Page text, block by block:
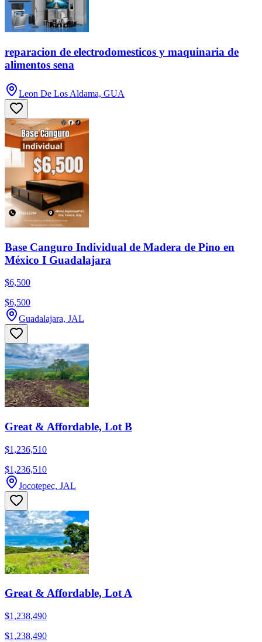
reparacion de electrodomesticos y maquinaria de
alimentos sena
Leon De Los Aldama, GUA
Base Canguro Individual de Madera de Pino en
México I Guadalajara
$6,500
$6,500
Guadalajara, JAL
Great & Affordable, Lot B
$1,236,510
$1,236,510
Jocotepec, JAL
Great & Affordable, Lot A
$1,238,490
$1,238,490